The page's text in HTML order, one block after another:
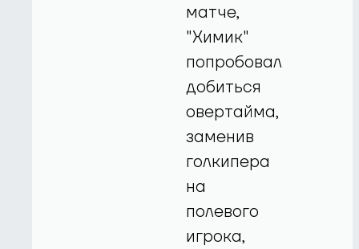
матче,
"Химик"
попробовал
добиться
овертайма,
заменив
голкипера
на
полевого
игрока,